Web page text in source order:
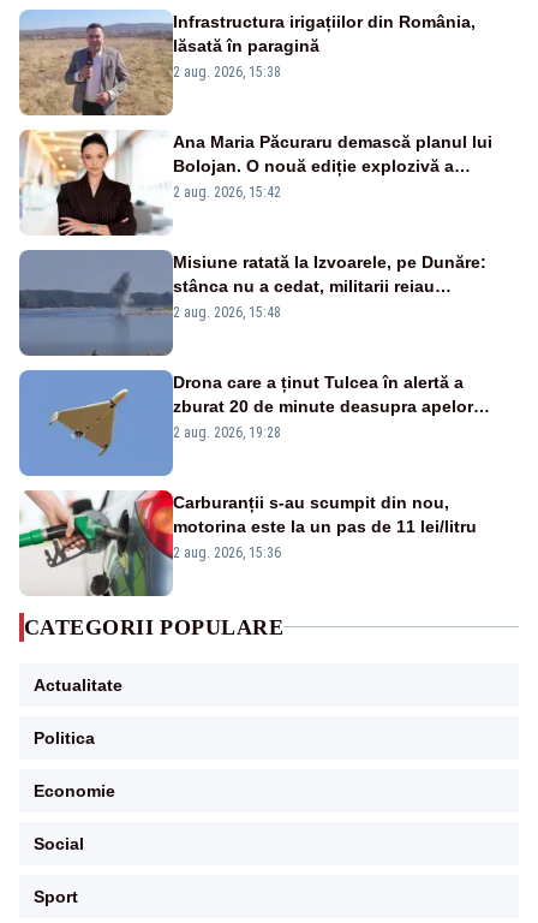
Infrastructura irigațiilor din România,
lăsată în paragină
2 aug. 2026, 15:38
Ana Maria Păcuraru demască planul lui
Bolojan. O nouă ediție explozivă a
emisiunii „Miza Zilei” la Realitatea PLUS
2 aug. 2026, 15:42
Misiune ratată la Izvoarele, pe Dunăre:
stânca nu a cedat, militarii reiau
detonările luni – VIDEO
2 aug. 2026, 15:48
Drona care a ținut Tulcea în alertă a
zburat 20 de minute deasupra apelor
României. Au fost ridicate două F-16
2 aug. 2026, 19:28
Carburanții s-au scumpit din nou,
motorina este la un pas de 11 lei/litru
2 aug. 2026, 15:36
CATEGORII POPULARE
Actualitate
Politica
Economie
Social
Sport